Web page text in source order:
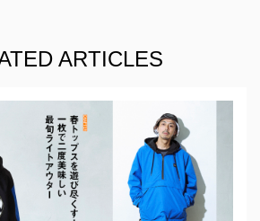
ARTICLES